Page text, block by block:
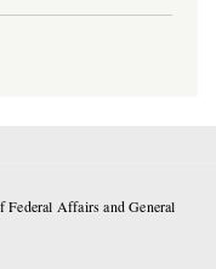
Affairs and General